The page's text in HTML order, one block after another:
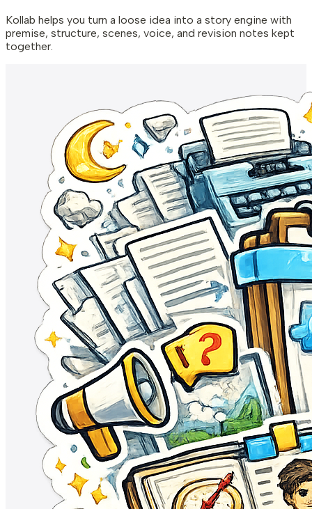
Kollab helps you turn a loose idea into a story engine with
premise, structure, scenes, voice, and revision notes kept
together.